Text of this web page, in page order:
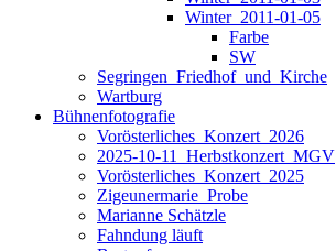
Winter_2011-01-05
Farbe
SW
Segringen_Friedhof_und_Kirche
Wartburg
Bühnenfotografie
Vorösterliches_Konzert_2026
2025-10-11_Herbstkonzert_MGV
Vorösterliches_Konzert_2025
Zigeunermarie_Probe
Marianne Schätzle
Fahndung läuft